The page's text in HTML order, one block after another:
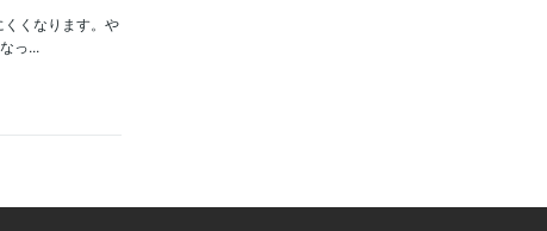
くなります。や
っ...